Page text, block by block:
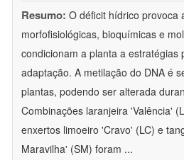
Resumo: O déficit hídrico provoca
morfofisiológicas, bioquímicas e
condicionam a planta a estratégias
adaptação. A metilação do DNA é
plantas, podendo ser alterada
Combinações laranjeira 'Valência'
enxertos limoeiro 'Cravo' (LC) e
Maravilha' (SM) foram ...